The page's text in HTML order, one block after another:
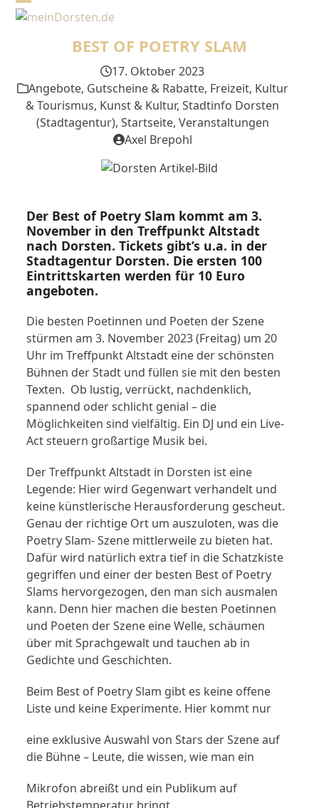
SkipOpen
Close
BEST OF POETRY SLAM
17. Oktober 2023
Angebote, Gutscheine & Rabatte, Freizeit, Kultur
& Tourismus, Kunst & Kultur, Stadtinfo Dorsten
(Stadtagentur), Startseite, Veranstaltungen
Axel Brepohl
Der Best of Poetry Slam kommt am 3.
November in den Treffpunkt Altstadt
nach Dorsten. Tickets gibt’s u.a. in der
Stadtagentur Dorsten. Die ersten 100
Eintrittskarten werden für 10 Euro
angeboten.
Die besten Poetinnen und Poeten der Szene
stürmen am 3. November 2023 (Freitag) um 20
Uhr im Treffpunkt Altstadt eine der schönsten
Bühnen der Stadt und füllen sie mit den besten
Texten. Ob lustig, verrückt, nachdenklich,
spannend oder schlicht genial – die
Möglichkeiten sind vielfältig. Ein DJ und ein Live-
Act steuern großartige Musik bei.
Der Treffpunkt Altstadt in Dorsten ist eine
Legende: Hier wird Gegenwart verhandelt und
keine künstlerische Herausforderung gescheut.
Genau der richtige Ort um auszuloten, was die
Poetry Slam- Szene mittlerweile zu bieten hat.
Dafür wird natürlich extra tief in die Schatzkiste
gegriffen und einer der besten Best of Poetry
Slams hervorgezogen, den man sich ausmalen
kann. Denn hier machen die besten Poetinnen
und Poeten der Szene eine Welle, schäumen
über mit Sprachgewalt und tauchen ab in
Gedichte und Geschichten.
Beim Best of Poetry Slam gibt es keine offene
Liste und keine Experimente. Hier kommt nur
eine exklusive Auswahl von Stars der Szene auf
die Bühne – Leute, die wissen, wie man ein
Mikrofon abreißt und ein Publikum auf